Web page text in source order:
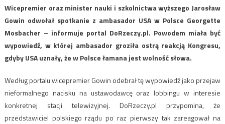
Wicepremier oraz minister nauki i szkolnictwa wyższego Jarosław
Gowin odwołał spotkanie z ambasador USA w Polsce Georgette
Mosbacher – informuje portal DoRzeczy.pl. Powodem miała być
wypowiedź, w której ambasador groziła ostrą reakcją Kongresu,
gdyby USA uznały, że w Polsce łamana jest wolność słowa.
Według portalu wicepremier Gowin odebrał tę wypowiedź jako przejaw
nieformalnego nacisku na ustawodawcę oraz lobbingu w interesie
konkretnej stacji telewizyjnej. DoRzeczy.pl przypomina, że
przedstawiciel polskiego rządu po raz pierwszy tak zareagował na